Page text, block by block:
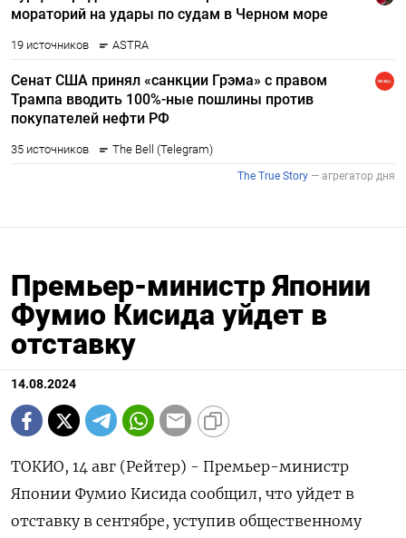
Премьер-министр Японии
Фумио Кисида уйдет в
отставку
14.08.2024
ТОКИО, 14 авг (Рейтер) - Премьер-министр
Японии Фумио Кисида сообщил, что уйдет в
отставку в сентябре, уступив общественному